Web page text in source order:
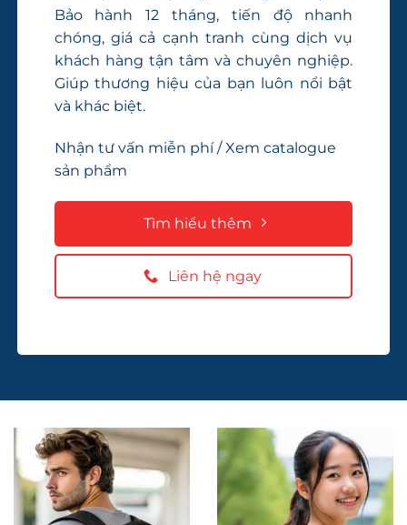
chóng, giá cả cạnh tranh cùng dịch vụ
khách hàng tận tâm và chuyên nghiệp.
Giúp thương hiệu của bạn luôn nổi bật
và khác biệt.
sản phẩm
Tìm hiểu thêm
Liên hệ ngay